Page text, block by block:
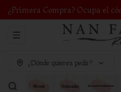
¿Primera Compra? Ocupa el
Abrir menu de navegación
¿Dónde quieres pedir?